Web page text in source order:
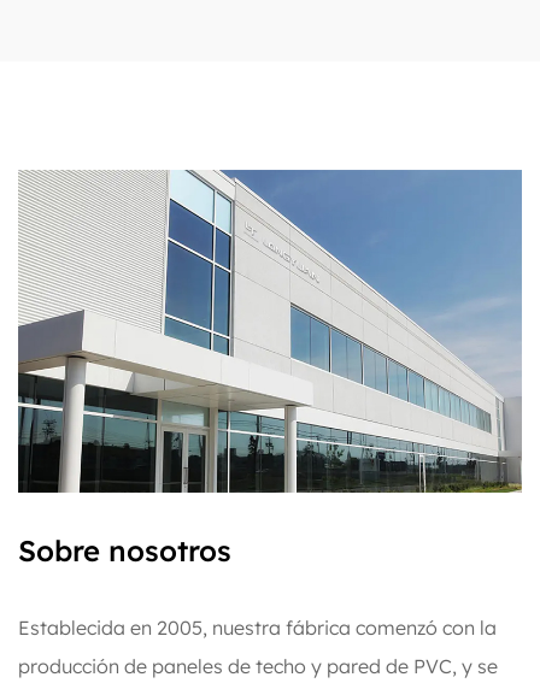
Sobre nosotros
Establecida en 2005, nuestra fábrica comenzó con la
producción de paneles de techo y pared de PVC, y se